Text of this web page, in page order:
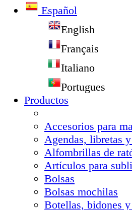
Español
English
Français
Italiano
Portugues
Productos
Accesorios para
Agendas, libretas
Alfombrillas de
Artículos para
Bolsas
Bolsas mochilas
Botellas, bidones